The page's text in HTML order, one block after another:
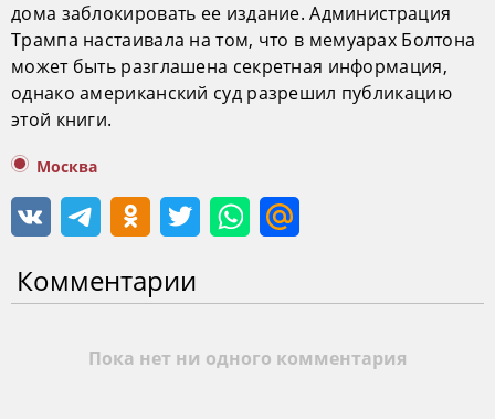
дома заблокировать ее издание. Администрация
Трампа настаивала на том, что в мемуарах Болтона
может быть разглашена секретная информация,
однако американский суд разрешил публикацию
этой книги.
Москва
Комментарии
Пока нет ни одного комментария